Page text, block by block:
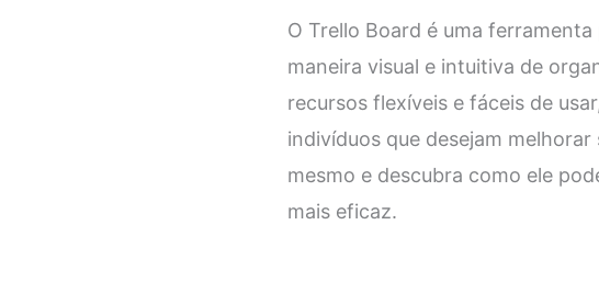
O Trello Board é uma
maneira visual e intuitiva de
recursos flexíveis e fáceis de
indivíduos que desejam
mesmo e descubra como ele
mais eficaz.